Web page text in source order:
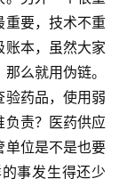
重要，技术不重
本，虽然大家
么就用伪链。
验药品，使用弱
责？医药供应
单位是不是也要
事发生得还少